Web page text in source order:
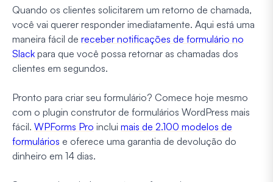
Quando os clientes solicitarem um retorno de chamada,
você vai querer responder imediatamente. Aqui está uma
maneira fácil de receber notificações de formulário no
Slack para que você possa retornar as chamadas dos
clientes em segundos.
Pronto para criar seu formulário? Comece hoje mesmo
com o plugin construtor de formulários WordPress mais
fácil. WPForms Pro inclui mais de 2.100 modelos de
formulários e oferece uma garantia de devolução do
dinheiro em 14 dias.